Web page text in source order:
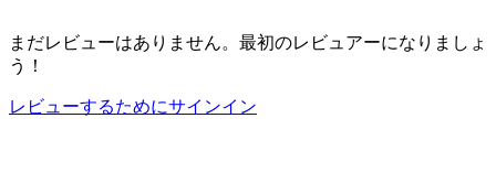
まだレビューはありません。最初のレビュアーになりましょ
う！
レビューするためにサインイン